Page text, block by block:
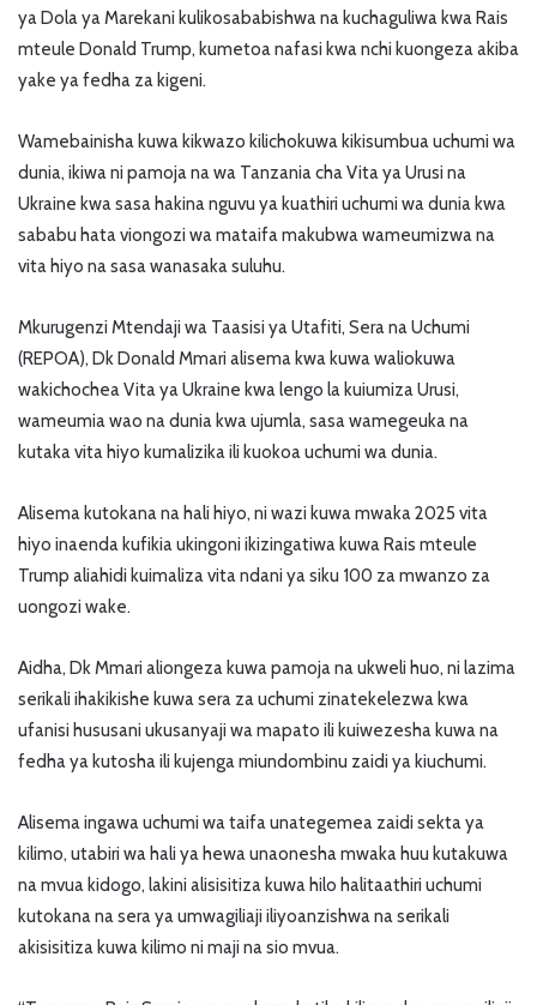
ya Dola ya Marekani kulikosababishwa na kuchaguliwa kwa Rais
mteule Donald Trump, kumetoa nafasi kwa nchi kuongeza akiba
yake ya fedha za kigeni.
Wamebainisha kuwa kikwazo kilichokuwa kikisumbua uchumi wa
dunia, ikiwa ni pamoja na wa Tanzania cha Vita ya Urusi na
Ukraine kwa sasa hakina nguvu ya kuathiri uchumi wa dunia kwa
sababu hata viongozi wa mataifa makubwa wameumizwa na
vita hiyo na sasa wanasaka suluhu.
Mkurugenzi Mtendaji wa Taasisi ya Utafiti, Sera na Uchumi
(REPOA), Dk Donald Mmari alisema kwa kuwa waliokuwa
wakichochea Vita ya Ukraine kwa lengo la kuiumiza Urusi,
wameumia wao na dunia kwa ujumla, sasa wamegeuka na
kutaka vita hiyo kumalizika ili kuokoa uchumi wa dunia.
Alisema kutokana na hali hiyo, ni wazi kuwa mwaka 2025 vita
hiyo inaenda kufikia ukingoni ikizingatiwa kuwa Rais mteule
Trump aliahidi kuimaliza vita ndani ya siku 100 za mwanzo za
uongozi wake.
Aidha, Dk Mmari aliongeza kuwa pamoja na ukweli huo, ni lazima
serikali ihakikishe kuwa sera za uchumi zinatekelezwa kwa
ufanisi hususani ukusanyaji wa mapato ili kuiwezesha kuwa na
fedha ya kutosha ili kujenga miundombinu zaidi ya kiuchumi.
Alisema ingawa uchumi wa taifa unategemea zaidi sekta ya
kilimo, utabiri wa hali ya hewa unaonesha mwaka huu kutakuwa
na mvua kidogo, lakini alisisitiza kuwa hilo halitaathiri uchumi
kutokana na sera ya umwagiliaji iliyoanzishwa na serikali
akisisitiza kuwa kilimo ni maji na sio mvua.